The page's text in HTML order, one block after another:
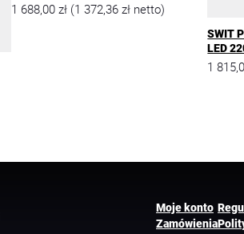
1 688,00 zł (1 372,36 złnetto)
SWIT
LED
1
Moje konto
Zamówienia